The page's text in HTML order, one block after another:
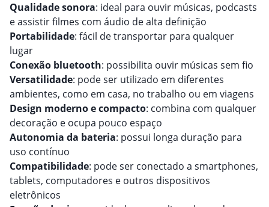
Qualidade sonora: ideal para ouvir músicas, podcasts
e assistir filmes com áudio de alta definição
Portabilidade: fácil de transportar para qualquer
lugar
Conexão bluetooth: possibilita ouvir músicas sem fio
Versatilidade: pode ser utilizado em diferentes
ambientes, como em casa, no trabalho ou em viagens
Design moderno e compacto: combina com qualquer
decoração e ocupa pouco espaço
Autonomia da bateria: possui longa duração para
uso contínuo
Compatibilidade: pode ser conectado a smartphones,
tablets, computadores e outros dispositivos
eletrônicos